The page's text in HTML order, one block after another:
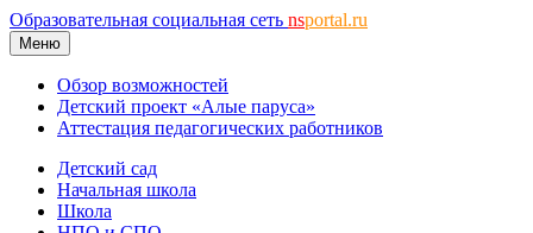
Образовательная социальная сеть nsportal.ru
Меню
Обзор возможностей
Детский проект «Алые паруса»
Аттестация педагогических работников
Детский сад
Начальная школа
Школа